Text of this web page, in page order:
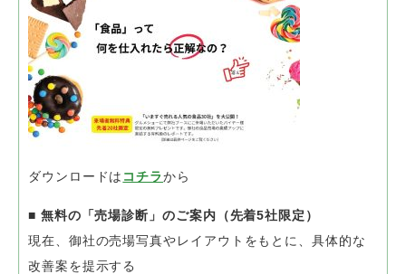
ダウンロードは コチラから
■ 無料の「売場診断」のご案内（先着5社限定）
現在、御社の売場写真やレイアウトをもとに、具体的な
改善案を提示する